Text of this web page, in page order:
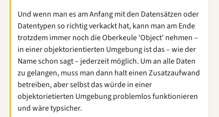
Und wenn man es am Anfang mit den Datensätzen oder
Datentypen so richtig verkackt hat, kann man am Ende
trotzdem immer noch die Oberkeule 'Object' nehmen –
in einer objektorientierten Umgebung ist das – wie der
Name schon sagt – jederzeit möglich. Um an alle Daten
zu gelangen, muss man dann halt einen Zusatzaufwand
betreiben, aber selbst das würde in einer
objektorietierten Umgebung problemlos funktionieren
und wäre typsicher.